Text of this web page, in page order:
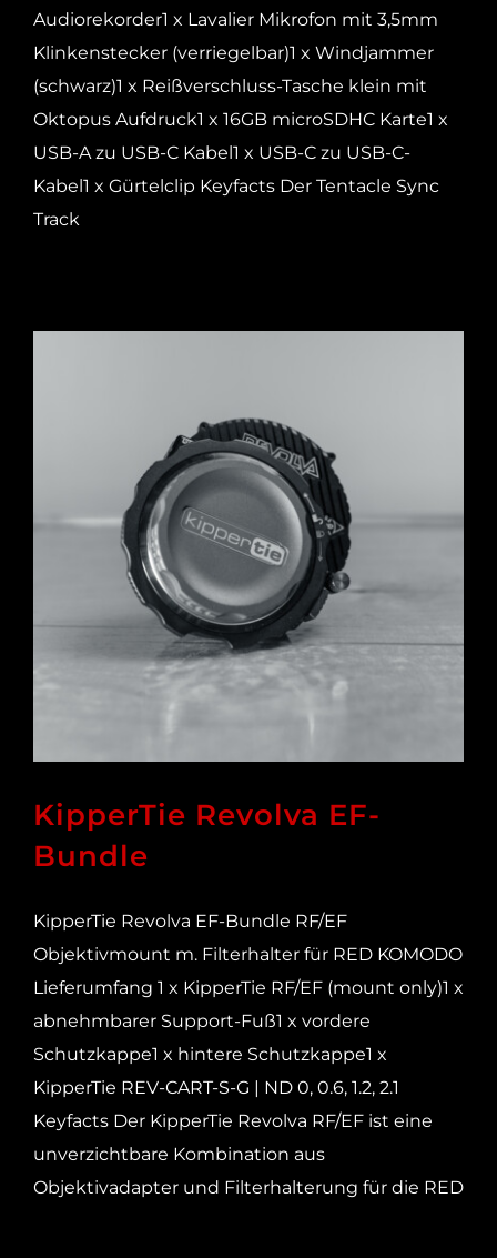
Audiorekorder1 x Lavalier Mikrofon mit 3,5mm
Klinkenstecker (verriegelbar)1 x Windjammer
(schwarz)1 x Reißverschluss-Tasche klein mit
Oktopus Aufdruck1 x 16GB microSDHC Karte1 x
USB-A zu USB-C Kabel1 x USB-C zu USB-C-
Kabel1 x Gürtelclip Keyfacts Der Tentacle Sync
Track
KipperTie Revolva EF-
Bundle
KipperTie Revolva EF-Bundle RF/EF
Objektivmount m. Filterhalter für RED KOMODO
Lieferumfang 1 x KipperTie RF/EF (mount only)1 x
abnehmbarer Support-Fuß1 x vordere
Schutzkappe1 x hintere Schutzkappe1 x
KipperTie REV-CART-S-G | ND 0, 0.6, 1.2, 2.1
Keyfacts Der KipperTie Revolva RF/EF ist eine
unverzichtbare Kombination aus
Objektivadapter und Filterhalterung für die RED